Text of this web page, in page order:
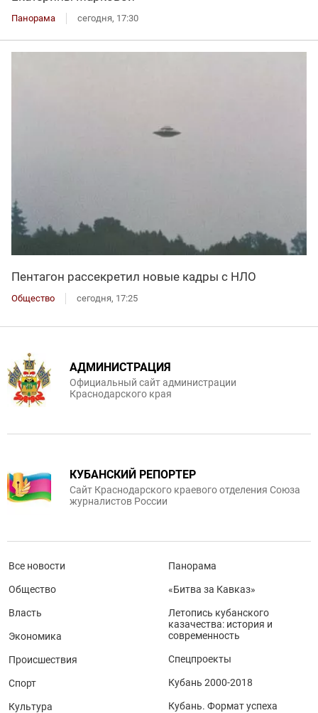
Панорама сегодня, 17:30
Пентагон рассекретил новые кадры с НЛО
Общество сегодня, 17:25
АДМИНИСТРАЦИЯ
Официальный сайт администрации
Краснодарского края
КУБАНСКИЙ РЕПОРТЕР
Сайт Краснодарского краевого отделения Союза
журналистов России
Все новости
Общество
Власть
Экономика
Происшествия
Спорт
Культура
Панорама
«Битва за Кавказ»
Летопись кубанского
казачества: история и
современность
Спецпроекты
Кубань 2000-2018
Кубань. Формат успеха